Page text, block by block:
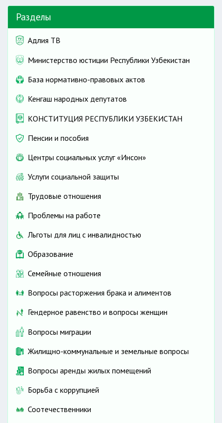
Разделы
Адлия ТВ
Министерство юстиции Республики Узбекистан
База нормативно-правовых актов
Кенгаш народных депутатов
КОНСТИТУЦИЯ РЕСПУБЛИКИ УЗБЕКИСТАН
Пенсии и пособия
Центры социальных услуг «Инсон»
Услуги социальной защиты
Трудовые отношения
Проблемы на работе
Льготы для лиц с инвалидностью
Образование
Семейные отношения
Вопросы расторжения брака и алиментов
Гендерное равенство и вопросы женщин
Вопросы миграции
Жилищно-коммунальные и земельные вопросы
Вопросы аренды жилых помещений
Борьба с коррупцией
Соотечественники